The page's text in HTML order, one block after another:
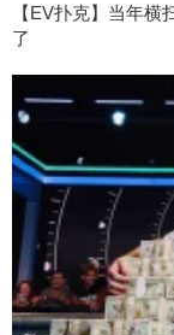
【EV扑克】当年
了